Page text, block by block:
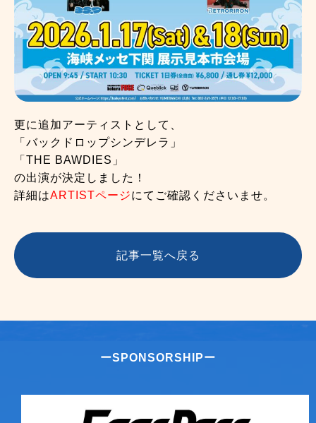
更に追加アーティストとして、
「バックドロップシンデレラ」
「THE BAWDIES」
の出演が決定しました！
詳細はARTISTページにてご確認くださいませ。
記事一覧へ戻る
ーSPONSORSHIPー